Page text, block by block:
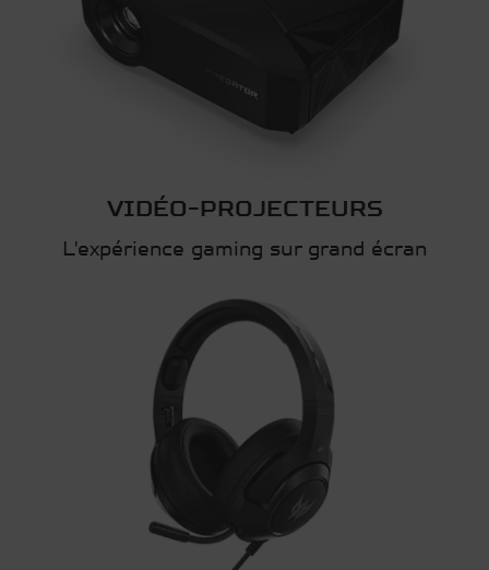
VIDÉO-PROJECTEURS
L'expérience gaming sur grand écran